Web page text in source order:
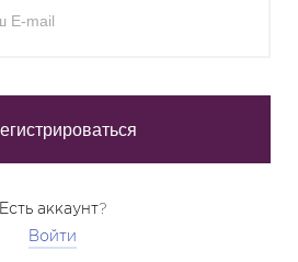
Есть аккаунт?
Войти